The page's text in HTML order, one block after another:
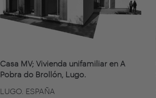
Casa MV; Vivienda unifamiliar en A
Pobra do Brollón, Lugo.
LUGO. ESPAÑA